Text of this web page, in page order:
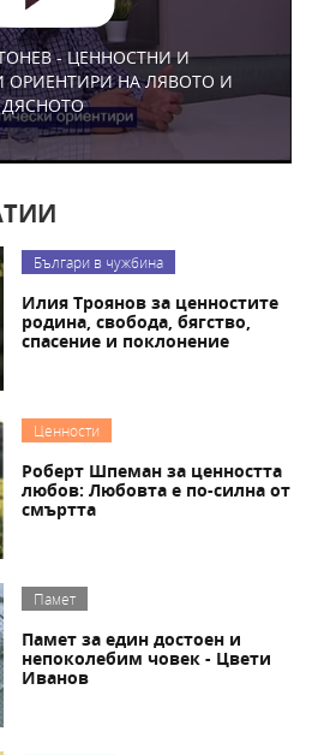
- ЦЕННОСТНИ И
ОРИЕНТИРИ НА ЛЯВОТО И
ДЯСНОТО
Българи в чужбина
Илия Троянов за ценностите
родина, свобода, бягство,
спасение и поклонение
Ценности
Роберт Шпеман за ценността
любов: Любовта е по-силна от
смъртта
Памет
Памет за един достоен и
непоколебим човек - Цвети
Иванов